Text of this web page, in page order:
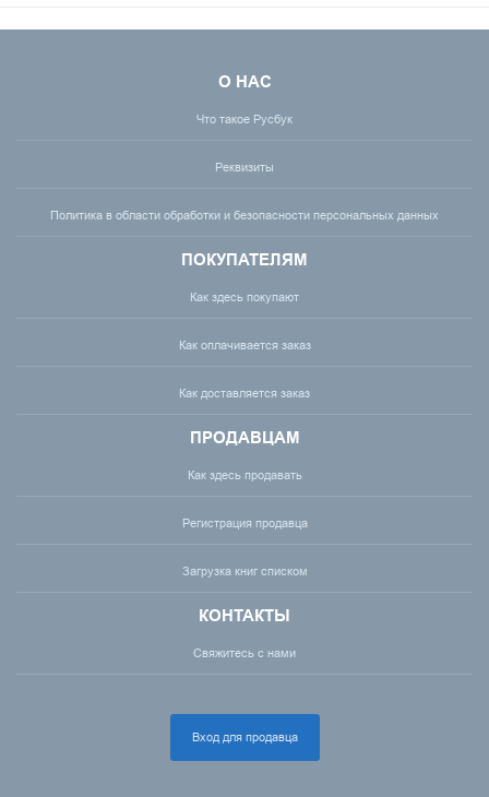
О НАС
Что такое Русбук
Реквизиты
Политика в области обработки и безопасности персональных данных
ПОКУПАТЕЛЯМ
Как здесь покупают
Как оплачивается заказ
Как доставляется заказ
ПРОДАВЦАМ
Как здесь продавать
Регистрация продавца
Загрузка книг списком
КОНТАКТЫ
Свяжитесь с нами
Вход для продавца